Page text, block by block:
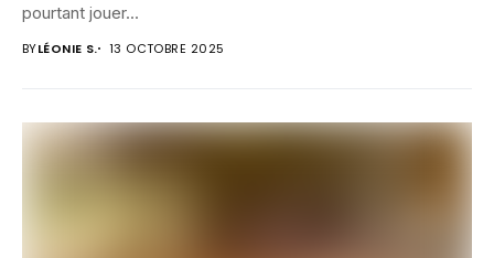
pourtant jouer...
BYLÉONIE S. 13 OCTOBRE 2025